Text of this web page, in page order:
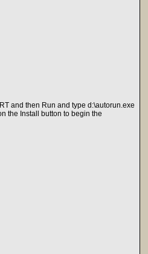
and then Run and type d:\autorun.exe
the Install button to begin the